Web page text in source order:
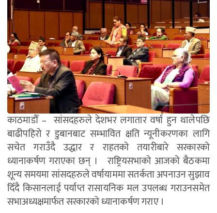
काठमाडौँ – सांसदहरुले देशभर लगातार वर्षा हुन थालेपछि
बाढीपहिरो र डुबानबाट सम्भावित क्षति न्यूनीकरणका लागि
सचेत गराउँदै उद्धार र राहतको तयारीबारे सरकारको
ध्यानाकर्षण गराएका छन् । राष्ट्रियसभाको आजको बैठकमा
शून्य समयमा सांसदहरुले वर्षायाममा सतर्कता अपनाउन सुझाव
दिँदै किसानलाई पर्याप्त रासायनिक मल उपलब्ध गराउनसमेत
सभाअध्यक्षमार्फत सरकारको ध्यानाकर्षण गराए ।